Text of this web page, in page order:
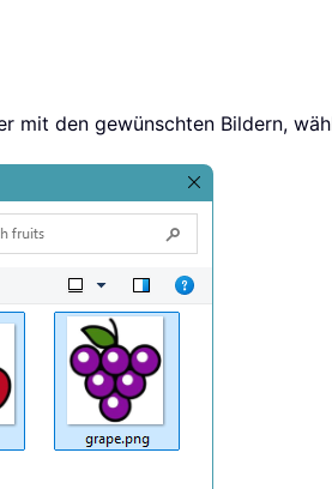
mit den gewünschten Bildern,